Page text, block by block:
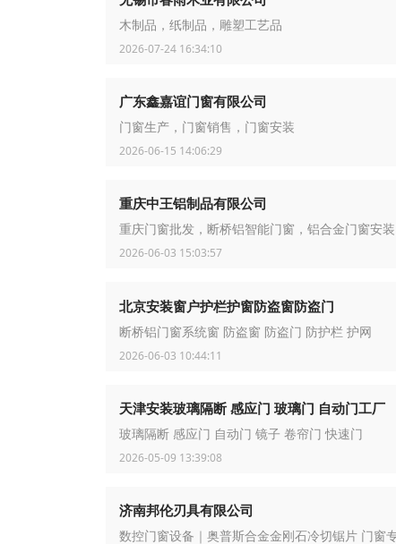
木制品，纸制品，雕塑工艺品
2026-07-24 16:34:10
广东鑫嘉谊门窗有限公司
门窗生产，门窗销售，门窗安装
2026-06-15 14:06:29
重庆中王铝制品有限公司
重庆门窗批发，断桥铝智能门窗，铝合金门窗安装
2026-06-03 15:03:57
北京安装窗户护栏护窗防盗窗防盗门
断桥铝门窗系统窗 防盗窗 防盗门 防护栏 护网
2026-06-03 10:44:11
天津安装玻璃隔断 感应门 玻璃门 自动门工厂
玻璃隔断 感应门 自动门 镜子 卷帘门 快速门
2026-05-09 13:39:08
济南邦伦刃具有限公司
数控门窗设备｜奥普斯合金金刚石冷切锯片 门窗